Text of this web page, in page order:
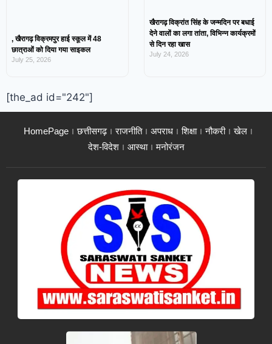
, खैरागढ़ विक्रमपुर हाई स्कूल में 48
छात्राओं को दिया गया साइकल
July 25, 2026
खैरागढ़ विक्रांत सिंह के जन्मदिन पर बधाई
देने वालों का लगा तांता, विभिन्न कार्यक्रमों
से दिन रहा खास
July 24, 2026
[the_ad id="242"]
HomePage छत्तीसगढ़ राजनीति अपराध शिक्षा नौकरी
खेल
देश-विदेश
आस्था मनोरंजन